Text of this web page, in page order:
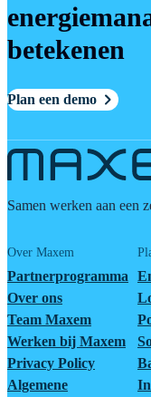
betekenen
Plan een demo
Samen werken aan een
Over Maxem
Partnerprogramma
Over ons
Team Maxem
Werken bij Maxem
Privacy Policy
Algemene